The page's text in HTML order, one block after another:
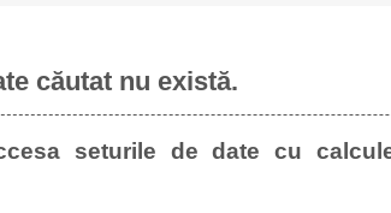
căutat nu există.
seturile de date cu